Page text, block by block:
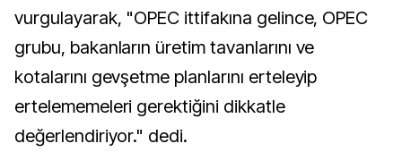
vurgulayarak, "OPEC ittifakına gelince, OPEC
grubu, bakanların üretim tavanlarını ve
kotalarını gevşetme planlarını erteleyip
ertelememeleri gerektiğini dikkatle
değerlendiriyor." dedi.